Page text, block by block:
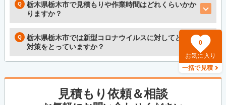
栃木県栃木市で見積もりや作業時間はどれくらいかか
りますか？
栃木県栃木市では新型コロナウイルスに対してどんな
対策をとっていますか？
0
お気に入り
一括で見積
見積もり依頼＆相談